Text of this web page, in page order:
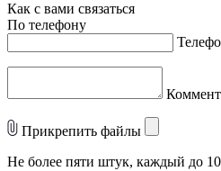
Как с вами связаться
По телефону
Прикрепить файлы
Не более пяти штук, каждый до